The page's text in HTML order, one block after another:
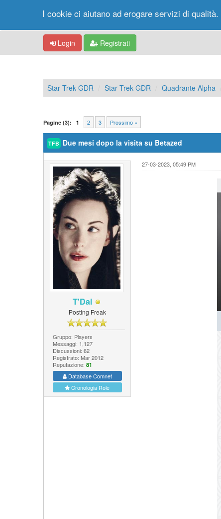
Login Registrati
Star Trek GDR Star Trek GDR Quadrante Alpha
Pagine (3): 1 2 3 Prossimo »
TFB Due mesi dopo la visita su Betazed
T'Dal
Posting Freak
Gruppo: Players
Messaggi: 1,127
Discussioni: 62
Registrato: Mar 2012
Reputazione: 81
Database Comnet
Cronologia Role
27-03-2023, 05:49 PM
I cookie ci aiutano ad erogare servizi di